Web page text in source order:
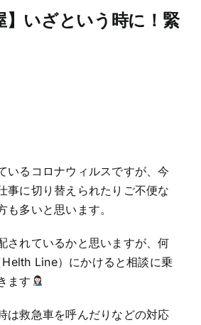
】いざという時に！緊
いるコロナウィルスですが、今
事に切り替えられたりご不便な
も多いと思います。
されているかと思いますが、何
Line）にかけると相談に乗
ます
は救急車を呼んだりなどの対応